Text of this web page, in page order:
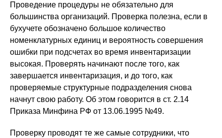
Проведение процедуры не обязательно для
большинства организаций. Проверка полезна, если в
бухучете обозначено большое количество
номенклатурных единиц и вероятность совершения
ошибки при подсчетах во время инвентаризации
высокая. Проверять начинают после того, как
завершается инвентаризация, и до того, как
проверяемые структурные подразделения снова
начнут свою работу. Об этом говорится в ст. 2.14
Приказа Минфина РФ от 13.06.1995 №49.
Проверку проводят те же самые сотрудники, что